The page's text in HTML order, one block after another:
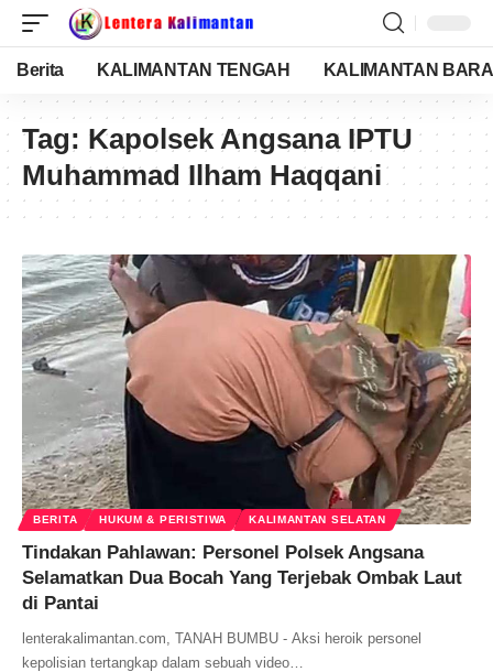
Berita KALIMANTAN TENGAH KALIMANTAN
Tag: Kapolsek Angsana IPTU
Muhammad Ilham Haqqani
BERITA HUKUM & PERISTIWA KALIMANTAN SELATAN
Tindakan Pahlawan: Personel Polsek Angsana
Selamatkan Dua Bocah Yang Terjebak Ombak Laut
di Pantai
lenterakalimantan.com, TANAH BUMBU - Aksi heroik personel
kepolisian tertangkap dalam sebuah video…